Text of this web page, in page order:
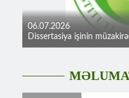
06.07.2026
Dissertasiya işinin